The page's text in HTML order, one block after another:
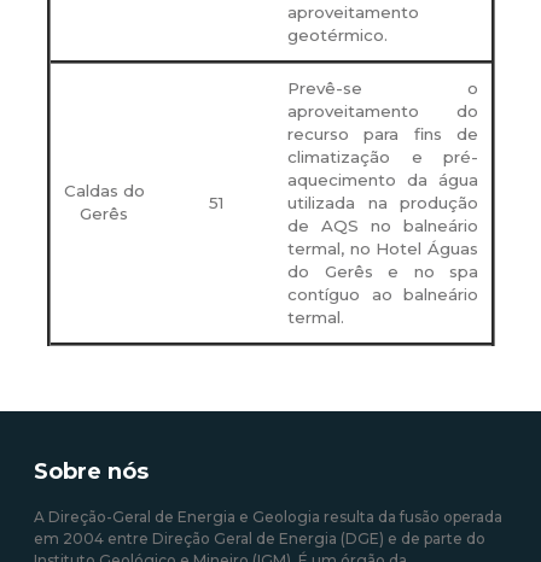
aproveitamento
geotérmico.
Caldas do
Gerês
51
Prevê-se o
aproveitamento do
recurso para fins de
climatização e pré-
aquecimento da água
utilizada na produção
de AQS no balneário
termal, no Hotel Águas
do Gerês e no spa
contíguo ao balneário
termal.
Sobre nós
A Direção-Geral de Energia e Geologia resulta da fusão operada
em 2004 entre Direção Geral de Energia (DGE) e de parte do